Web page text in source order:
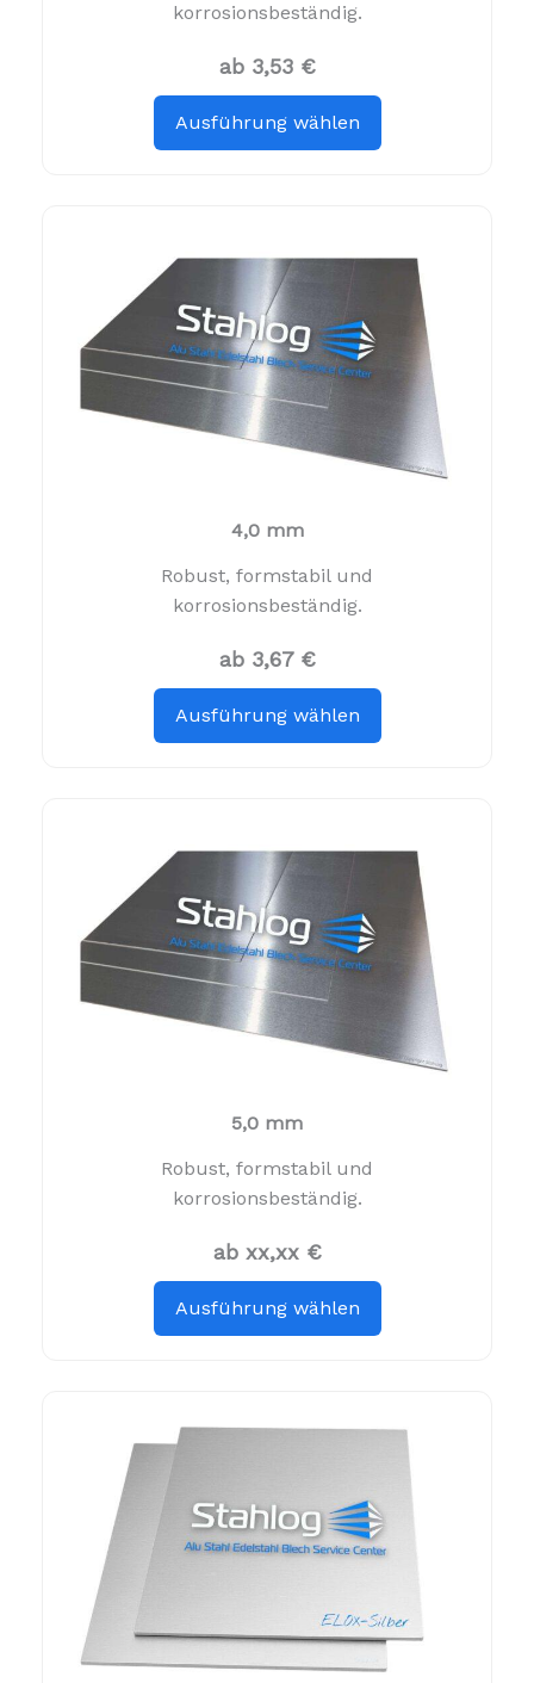
korrosionsbeständig.
ab 3,53 €
Ausführung wählen
4,0 mm
Robust, formstabil und
korrosionsbeständig.
ab 3,67 €
Ausführung wählen
5,0 mm
Robust, formstabil und
korrosionsbeständig.
ab xx,xx €
Ausführung wählen